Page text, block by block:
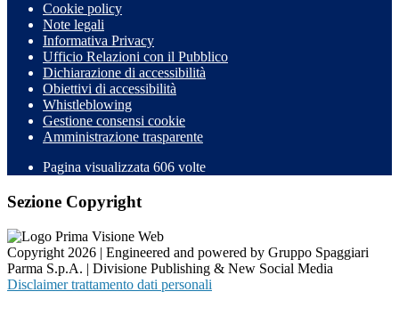
Cookie policy
Note legali
Informativa Privacy
Ufficio Relazioni con il Pubblico
Dichiarazione di accessibilità
Obiettivi di accessibilità
Whistleblowing
Gestione consensi cookie
Amministrazione trasparente
Pagina visualizzata 606 volte
Sezione Copyright
Copyright 2026 | Engineered and powered by Gruppo Spaggiari
Parma S.p.A. | Divisione Publishing & New Social Media
Disclaimer trattamento dati personali